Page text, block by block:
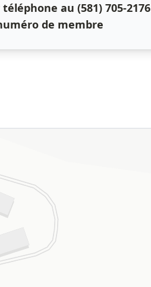
au (581) 705-2176
de membre